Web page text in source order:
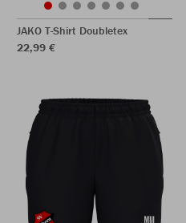
JAKO T-Shirt Doubletex
22,99 €